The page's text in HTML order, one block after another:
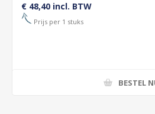
€ 48,40 incl. BTW
Prijs per 1 stuks
BESTEL